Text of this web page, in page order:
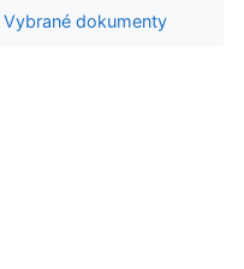
Vybrané dokumenty